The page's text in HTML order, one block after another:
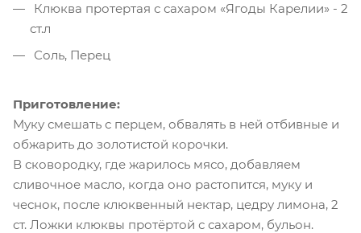
Клюква протертая с сахаром «Ягоды Карелии» - 2
ст.л
Соль, Перец
Приготовление:
Муку смешать с перцем, обвалять в ней отбивные и
обжарить до золотистой корочки.
В сковородку, где жарилось мясо, добавляем
сливочное масло, когда оно растопится, муку и
чеснок, после клюквенный нектар, цедру лимона, 2
ст. Ложки клюквы протёртой с сахаром, бульон.